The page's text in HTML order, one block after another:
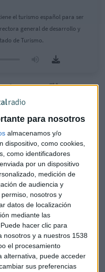
para nosotros
almacenamos y/o
dispositivo, como cookies,
como identificadores
por un dispositivo
medición de
de audiencia y
nosotros y
datos de localización
mediante las
hacer clic para
nosotros y a nuestros 1538
el procesamiento
alternativa, puede acceder
sus preferencias
el turismo español para ser
general de desarrollo y
de Turismo.
para fijar
avanzado mucho en
, aunque todavía
Aunar los objetivos
social y
la afluencia de turismo
de Españahace que
deprimidas.
se puede favorecer que
establecer su lugar de
y dar esos servicios